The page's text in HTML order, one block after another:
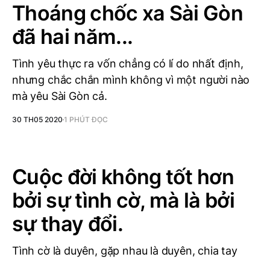
Thoáng chốc xa Sài Gòn
đã hai năm...
Tình yêu thực ra vốn chẳng có lí do nhất định,
nhưng chắc chắn mình không vì một người nào
mà yêu Sài Gòn cả.
30 TH05 2020 1 PHÚT ĐỌC
Cuộc đời không tốt hơn
bởi sự tình cờ, mà là bởi
sự thay đổi.
Tình cờ là duyên, gặp nhau là duyên, chia tay